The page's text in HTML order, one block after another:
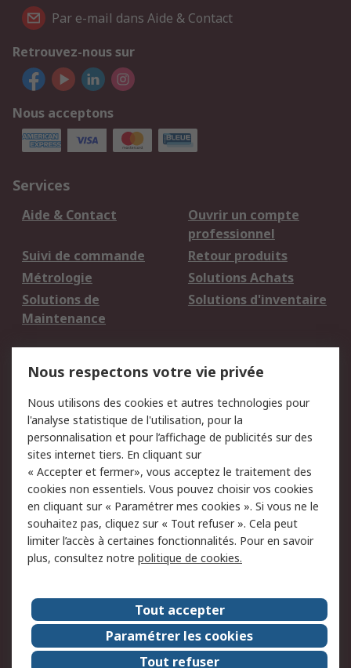
Par e-mail dans Aide & Contact
Retrouvez-nous sur
Nous acceptons
Services
Aide & Contact
Ouvrir un compte
professionnel
Suivi de commande
Retour produits
Métrologie
Solutions Achats
Solutions de
Maintenance
Solutions d'inventaire
du site
Politique de protection
des données - Mise à
jour
Sécurité des E-mails
Conditions générales
de vente
Politique anti-
corruption
Campagnes marketing
A propos de RS
A propos de RS France
Evénements
Le groupe RS Group Plc
Presse
RS dans le monde
Démarche RSE
RS Particuliers
Nous respectons votre vie privée
Nous utilisons des cookies et autres technologies pour
l'analyse statistique de l'utilisation, pour la
personnalisation et pour l’affichage de publicités sur des
sites internet tiers. En cliquant sur
« Accepter et fermer», vous acceptez le traitement des
cookies non essentiels. Vous pouvez choisir vos cookies
en cliquant sur « Paramétrer mes cookies ». Si vous ne le
souhaitez pas, cliquez sur « Tout refuser ». Cela peut
limiter l’accès à certaines fonctionnalités. Pour en savoir
plus, consultez notre politique de cookies.
Tout accepter
Paramétrer les cookies
Tout refuser